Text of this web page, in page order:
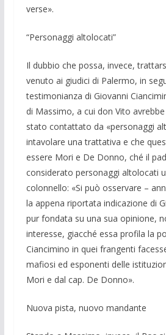
verse».
“Personaggi altolocati”
Il dubbio che possa, invece,
venuto ai giudici di Paler­mo, in
testimonianza di Gio­vanni
di Massimo, a cui don Vito
stato contattato da «person­aggi
intavolare una trattati­va e che
essere Mori e De Donno, ché il
considerato personaggi alto­locati
colonnello: «Si può os­servare –
la appe­na riporta­ta indicazione di
pur fondata su una sua opinione,
interesse, giacché essa pro­fila la
Ciancimino in quei frangenti
ma­fiosi ed esponenti del­le
Mori e dal cap. De Donno».
Nuova pista, nuovo mandante